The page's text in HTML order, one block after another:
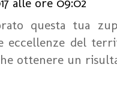
questa tua
eccellenze del
ottenere un